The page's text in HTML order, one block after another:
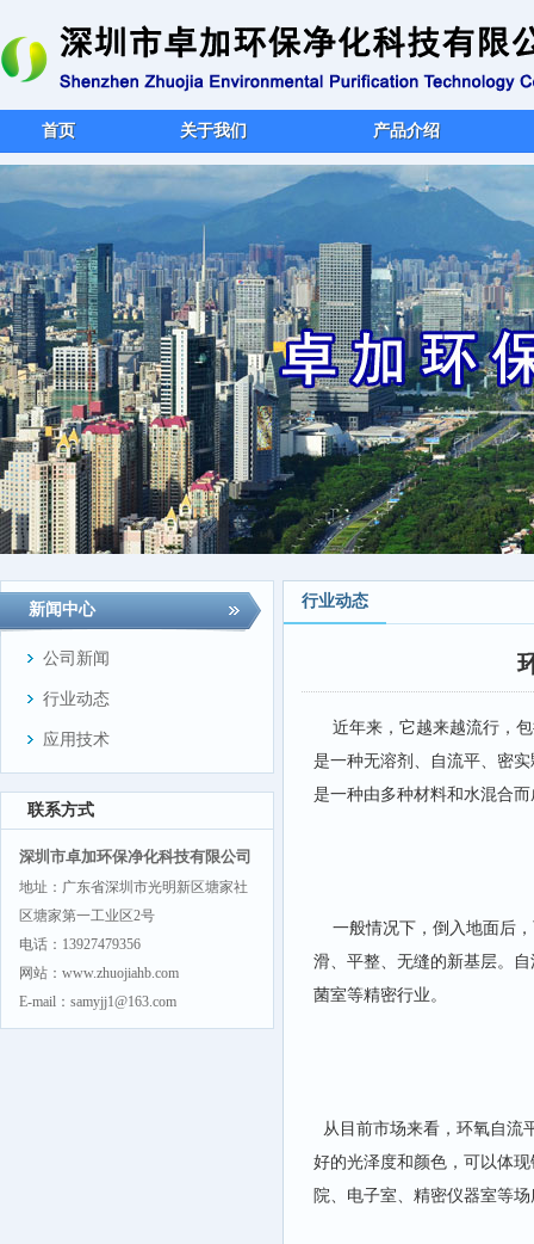
首页 关于我们 产品介绍
新闻中心
公司新闻
行业动态
应用技术
联系方式
深圳市卓加环保净化科技有限公司
地址：广东省深圳市光明新区塘家社
区塘家第一工业区2号
电话：13927479356
网站：www.zhuojiahb.com
E-mail：samyjj1@163.com
行业动态
近年来，它越来越流行，包
是一种无溶剂、自流平、密
是一种由多种材料和水混合
一般情况下，倒入地面后，
滑、平整、无缝的新基层。
菌室等精密行业。
从目前市场来看，环氧自流
好的光泽度和颜色，可以体
院、电子室、精密仪器室等